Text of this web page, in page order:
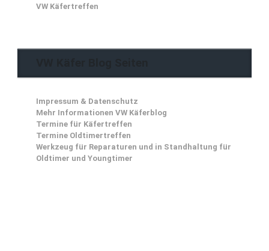
VW Käfertreffen
Impressum & Datenschutz
Mehr Informationen VW Käferblog
Termine für Käfertreffen
Termine Oldtimertreffen
Werkzeug für Reparaturen und in Standhaltung für
Oldtimer und Youngtimer